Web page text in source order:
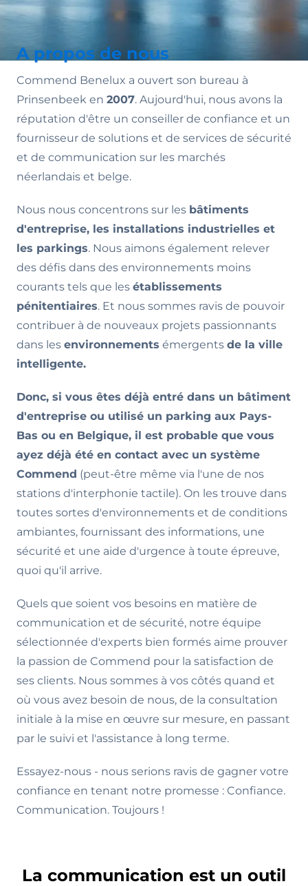
A propos de nous
Commend Benelux a ouvert son bureau à
Prinsenbeek en 2007. Aujourd'hui, nous avons la
réputation d'être un conseiller de confiance et un
fournisseur de solutions et de services de sécurité
et de communication sur les marchés
néerlandais et belge.
Nous nous concentrons sur les bâtiments
d'entreprise, les installations industrielles et
les parkings. Nous aimons également relever
des défis dans des environnements moins
courants tels que les établissements
pénitentiaires. Et nous sommes ravis de pouvoir
contribuer à de nouveaux projets passionnants
dans les environnements émergents de la ville
intelligente.
Donc, si vous êtes déjà entré dans un bâtiment
d'entreprise ou utilisé un parking aux Pays-
Bas ou en Belgique, il est probable que vous
ayez déjà été en contact avec un système
Commend (peut-être même via l'une de nos
stations d'interphonie tactile). On les trouve dans
toutes sortes d'environnements et de conditions
ambiantes, fournissant des informations, une
sécurité et une aide d'urgence à toute épreuve,
quoi qu'il arrive.
Quels que soient vos besoins en matière de
communication et de sécurité, notre équipe
sélectionnée d'experts bien formés aime prouver
la passion de Commend pour la satisfaction de
ses clients. Nous sommes à vos côtés quand et
où vous avez besoin de nous, de la consultation
initiale à la mise en œuvre sur mesure, en passant
par le suivi et l'assistance à long terme.
Essayez-nous - nous serions ravis de gagner votre
confiance en tenant notre promesse : Confiance.
Communication. Toujours !
La communication est un outil